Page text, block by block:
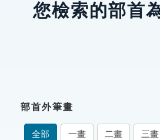
成語故事
索引選單
您檢索的部首
部首外筆畫
全部 一畫 二畫 三畫